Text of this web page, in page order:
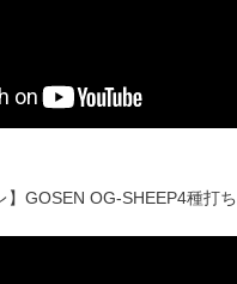
GOSEN OG-SHEEP4種打